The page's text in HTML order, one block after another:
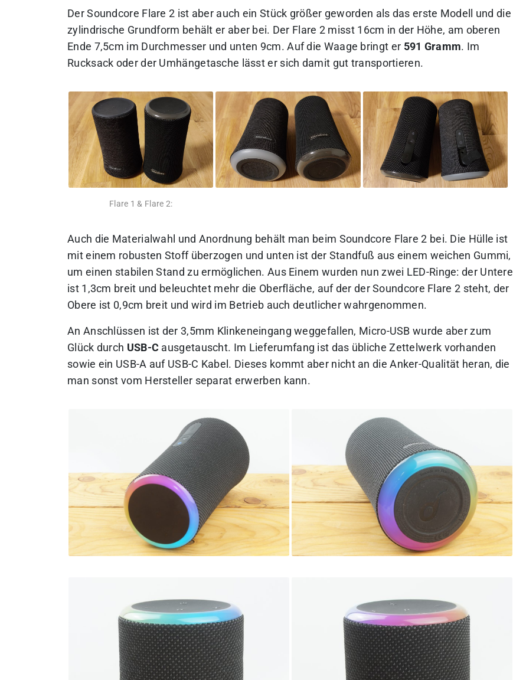
Der Soundcore Flare 2 ist aber auch ein Stück größer geworden als das erste Modell und die
zylindrische Grundform behält er aber bei. Der Flare 2 misst 16cm in der Höhe, am oberen
Ende 7,5cm im Durchmesser und unten 9cm. Auf die Waage bringt er 591 Gramm. Im
Rucksack oder der Umhängetasche lässt er sich damit gut transportieren.
Flare 1 & Flare 2:
Auch die Materialwahl und Anordnung behält man beim Soundcore Flare 2 bei. Die Hülle ist
mit einem robusten Stoff überzogen und unten ist der Standfuß aus einem weichen Gummi,
um einen stabilen Stand zu ermöglichen. Aus Einem wurden nun zwei LED-Ringe: der Untere
ist 1,3cm breit und beleuchtet mehr die Oberfläche, auf der der Soundcore Flare 2 steht, der
Obere ist 0,9cm breit und wird im Betrieb auch deutlicher wahrgenommen.
An Anschlüssen ist der 3,5mm Klinkeneingang weggefallen, Micro-USB wurde aber zum
Glück durch USB-C ausgetauscht. Im Lieferumfang ist das übliche Zettelwerk vorhanden
sowie ein USB-A auf USB-C Kabel. Dieses kommt aber nicht an die Anker-Qualität heran, die
man sonst vom Hersteller separat erwerben kann.